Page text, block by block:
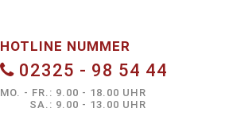
HOTLINE NUMMER
02325 - 98 54 44
MO. - FR.: 9.00 - 18.00 UHR
SA.: 9.00 - 13.00 UHR